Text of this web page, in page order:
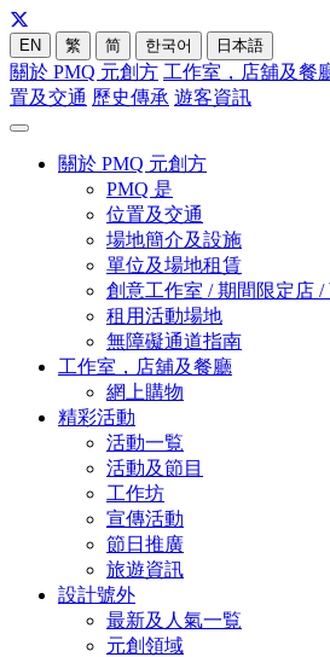
EN 繁 简 한국어 日本語
關於 PMQ 元創方 工作室，店舖及餐
置及交通 歷史傳承 遊客資訊
關於 PMQ 元創方
PMQ 是
位置及交通
場地簡介及設施
單位及場地租賃
創意工作室 / 期間限定店 /
租用活動場地
無障礙通道指南
工作室，店舖及餐廳
網上購物
精彩活動
活動一覧
活動及節目
工作坊
宣傳活動
節日推廣
旅遊資訊
設計號外
最新及人氣一覧
元創領域